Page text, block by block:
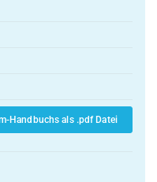
Handbuchs als .pdf Datei